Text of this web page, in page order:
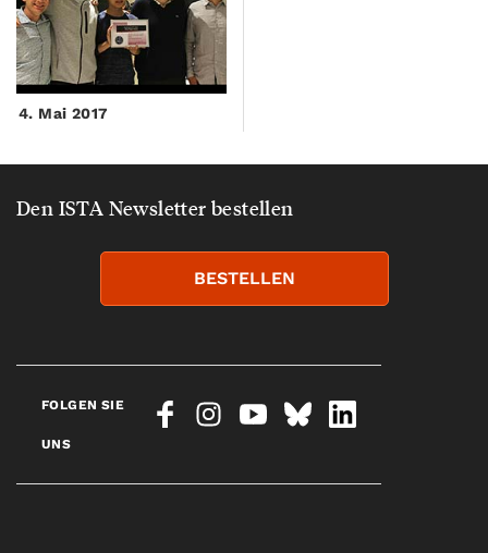
4. Mai 2017
Den ISTA Newsletter bestellen
BESTELLEN
FOLGEN SIE
UNS